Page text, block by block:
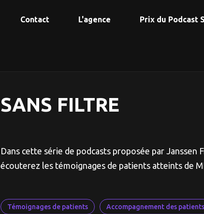
Contact L'agence Prix du Podcast
SANS FILTRE
Dans cette série de podcasts proposée par Janssen
écouterez les témoignages de patients atteints de
Témoignages de patients Accompagnement des patients